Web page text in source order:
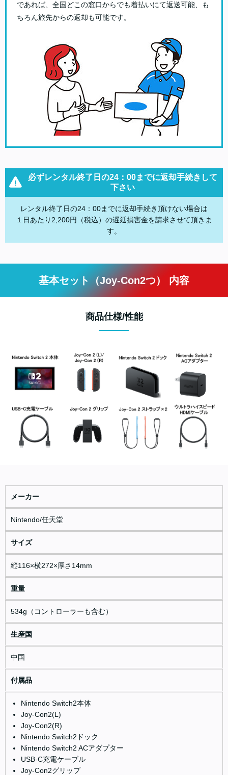
であれば、全国どこの窓口からでも着払いにて返送可能、も
ちろん旅先からの返却も可能です。
必ずレンタル終了日の24：00までに返却手続きして
下さい
レンタル終了日の24：00までに返却手続き頂けない場合は
１日あたり2,200円（税込）の遅延損害金を請求させて頂きま
す。
基本セット（Joy-Con2つ） 内容
商品仕様/性能
メーカー
Nintendo/任天堂
サイズ
縦116×横272×厚さ14mm
重量
534g（コントローラーも含む）
生産国
中国
付属品
Nintendo Switch2本体
Joy-Con2(L)
Joy-Con2(R)
Nintendo Switch2ドック
Nintendo Switch2 ACアダプター
USB-C充電ケーブル
Joy-Con2グリップ